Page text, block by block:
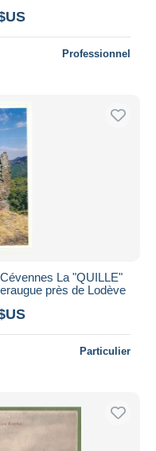
Professionnel
La "QUILLE"
près de Lodève
Particulier